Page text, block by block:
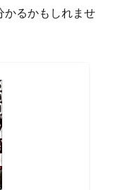
かるかもしれませ